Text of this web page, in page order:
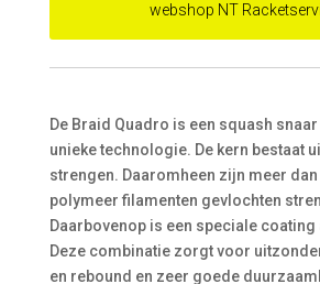
webshop NT
De Braid Quadro is een squash
unieke technologie. De kern bestaat
strengen. Daaromheen zijn meer
polymeer filamenten gevlochten
Daarbovenop is een speciale coating
Deze combinatie zorgt voor
en rebound en zeer goede